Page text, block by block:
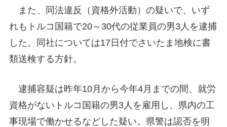
また、同法違反（資格外活動）の疑いで、いず
れもトルコ国籍で20～30代の従業員の男3人を逮捕
した。同社については17日付でさいたま地検に書
類送検する方針。
逮捕容疑は昨年10月から今年4月までの間、就労
資格がないトルコ国籍の男3人を雇用し、県内の工
事現場で働かせるなどした疑い。県警は認否を明